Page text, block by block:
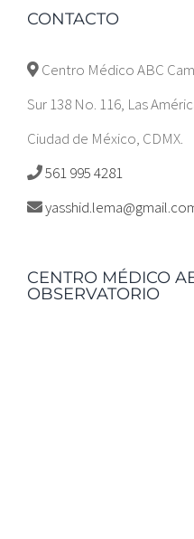
CONTACTO
Centro Médico ABC
Sur 138 No. 116, Las
Ciudad de México, CDMX.
561 995 4281
CENTRO MÉDICO
OBSERVATORIO